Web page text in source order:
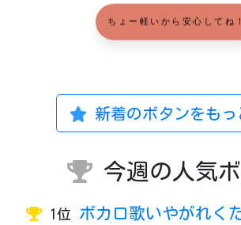
ちょー軽いから安心してね！
新着のボタンをもっ
今週の人気
1位 ボカロ歌いやがれく